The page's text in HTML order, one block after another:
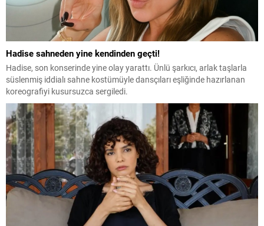
Hadise sahneden yine kendinden geçti!
Hadise, son konserinde yine olay yarattı. Ünlü şarkıcı, arlak taşlarla
süslenmiş iddialı sahne kostümüyle dansçıları eşliğinde hazırlanan
koreografiyi kusursuzca sergiledi.